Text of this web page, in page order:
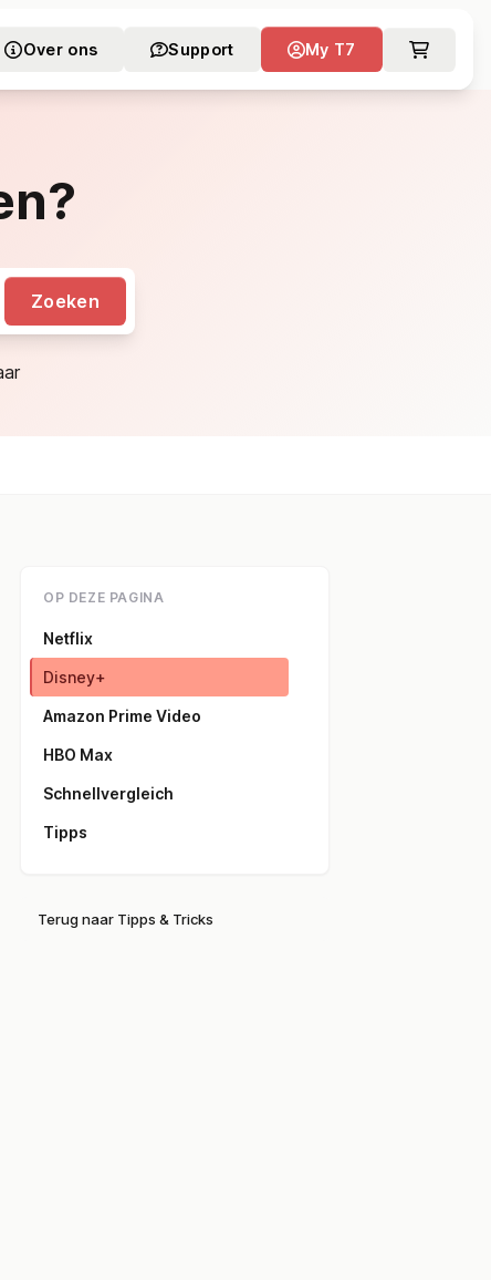
Over ons Support My T7
Zoeken
OP DEZE PAGINA
Netflix
Disney+
Amazon Prime Video
HBO Max
Schnellvergleich
Tipps
Terug naar Tipps & Tricks